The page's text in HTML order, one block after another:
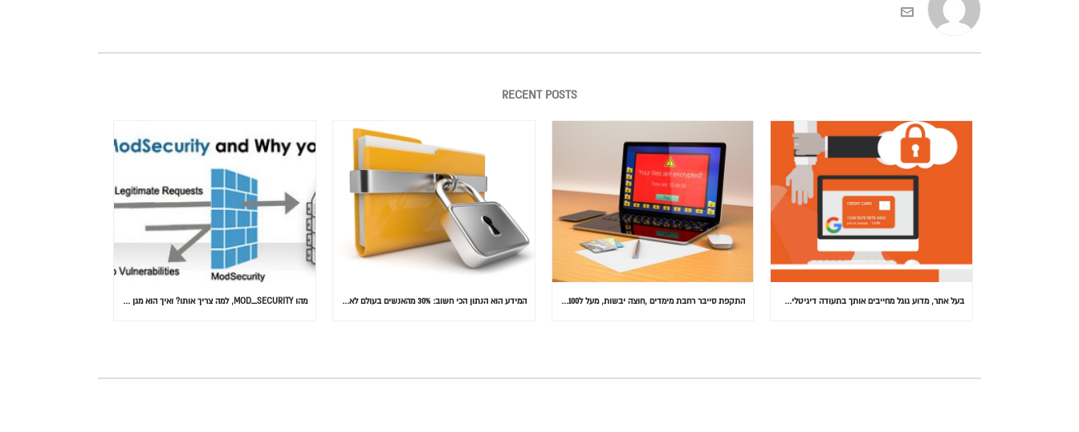
RECENT POSTS
בעל אתר, מדוע גוגל מחייבים אותך בתעודה דיגיטלית (SSL) באתרך התקפת סייבר רחבת מימדים ,חוצה יבשות, מעל ל100 מדינות הותקפו ומאות אלפי מחשבים נדבקו המידע הוא הנתון הכי חשוב: 30% מהאנשים בעולם לא גיבו אף פעם מהו MOD_SECURITY, למה צריך אותו? ואיך הוא מגן על אתרכם….